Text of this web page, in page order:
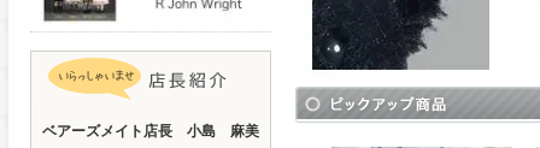
ベアーズメイト店長 小島 麻美